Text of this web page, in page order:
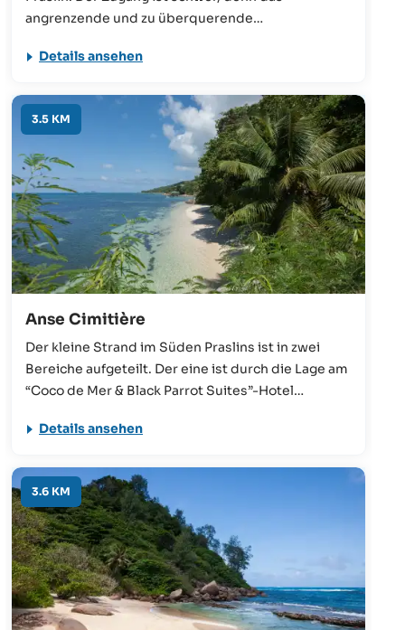
angrenzende und zu überquerende
einzige Alternative ist das Hinunterklettern an der
schafft, auf den wartet ein Strand mit einer
schönen Kulisse.
Details ansehen
3.5 KM
Anse Cimitière
Der kleine Strand im Süden Praslins ist in zwei
Bereiche aufgeteilt. Der eine ist durch die Lage am
“Coco de Mer & Black Parrot Suites”-Hotel
ruhiges, flaches Meer und eine schöne Kulisse -
Details ansehen
3.6 KM